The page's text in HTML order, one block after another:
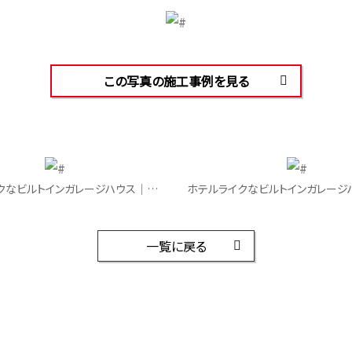
この写真の施工事例を見る
ホテルライクなビルトインガレージハウス｜トイレ
一覧に戻る